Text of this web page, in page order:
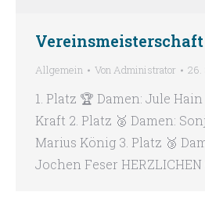
Vereinsmeisterschaft
Allgemein VonAdministrator 26.
1. Platz 🏆 Damen: Jule
Kraft 2. Platz 🥈 Damen:
Marius König 3. Platz 🥉
Jochen Feser HERZLICHEN